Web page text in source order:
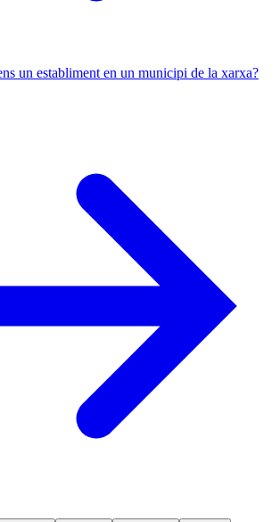
un establiment en un municipi de la xarxa?